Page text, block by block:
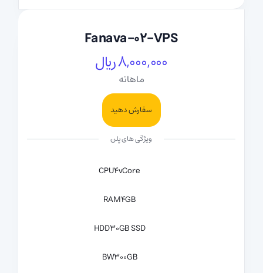
Fanava-02-VPS
8,000,000 ریال
ماهانه
سفارش دهید
ویژگی های پلن
4vCore
CPU
4GB
RAM
30GB SSD
HDD
300GB
BW